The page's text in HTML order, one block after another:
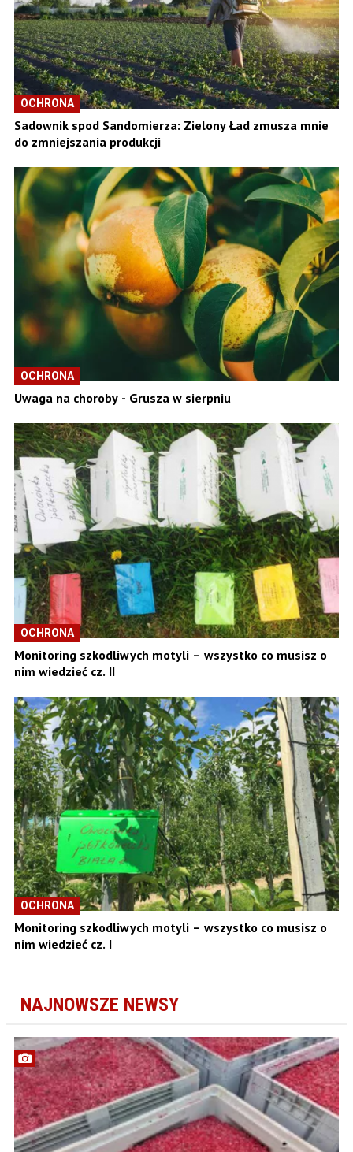
OCHRONA
Sadownik spod Sandomierza: Zielony Ład zmusza mnie
do zmniejszania produkcji
OCHRONA
Uwaga na choroby - Grusza w sierpniu
OCHRONA
Monitoring szkodliwych motyli – wszystko co musisz o
nim wiedzieć cz. II
OCHRONA
Monitoring szkodliwych motyli – wszystko co musisz o
nim wiedzieć cz. I
NAJNOWSZE NEWSY